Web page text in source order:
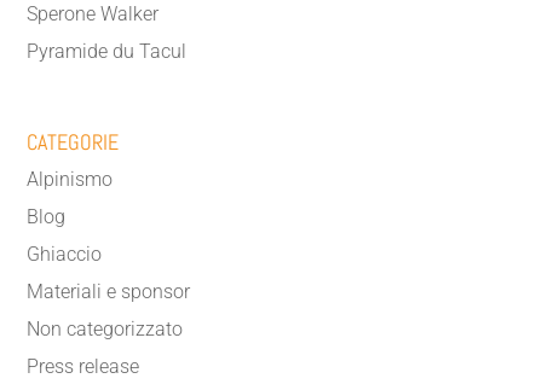
Sperone Walker
Pyramide du Tacul
CATEGORIE
Alpinismo
Blog
Ghiaccio
Materiali e sponsor
Non categorizzato
Press release